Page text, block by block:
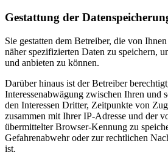
Gestattung der
Sie gestatten dem Betreiber, die von
näher spezifizierten Daten zu speichern,
und anbieten zu können.
Darüber hinaus ist der Betreiber
Interessenabwägung zwischen Ihren und
den Interessen Dritter, Zeitpunkte von
zusammen mit Ihrer IP-Adresse und der
übermittelter Browser-Kennung zu
Gefahrenabwehr oder zur rechtlichen
ist.